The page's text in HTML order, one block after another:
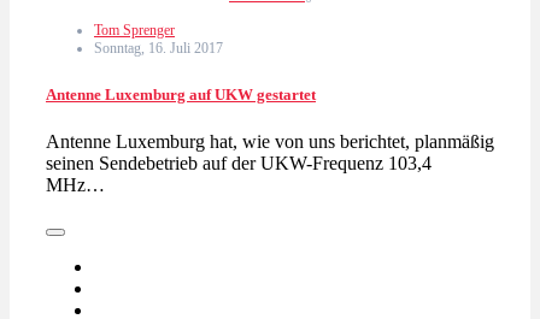
Tom Sprenger
Sonntag, 16. Juli 2017
Antenne Luxemburg auf UKW gestartet
Antenne Luxemburg hat, wie von uns berichtet, planmäßig
seinen Sendebetrieb auf der UKW-Frequenz 103,4
MHz…